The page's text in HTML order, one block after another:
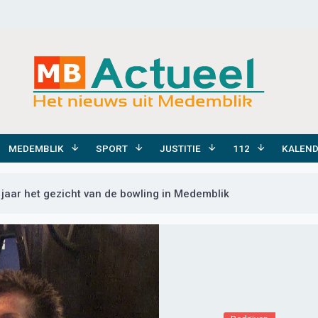
MEDEMBLIK SPORT JUSTITIE 112
het gezicht van de bowling in Medemblik